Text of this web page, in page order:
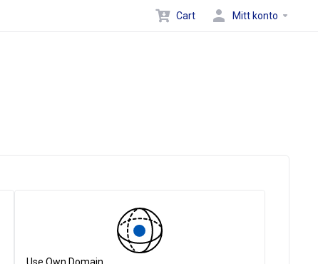
Cart Mitt konto